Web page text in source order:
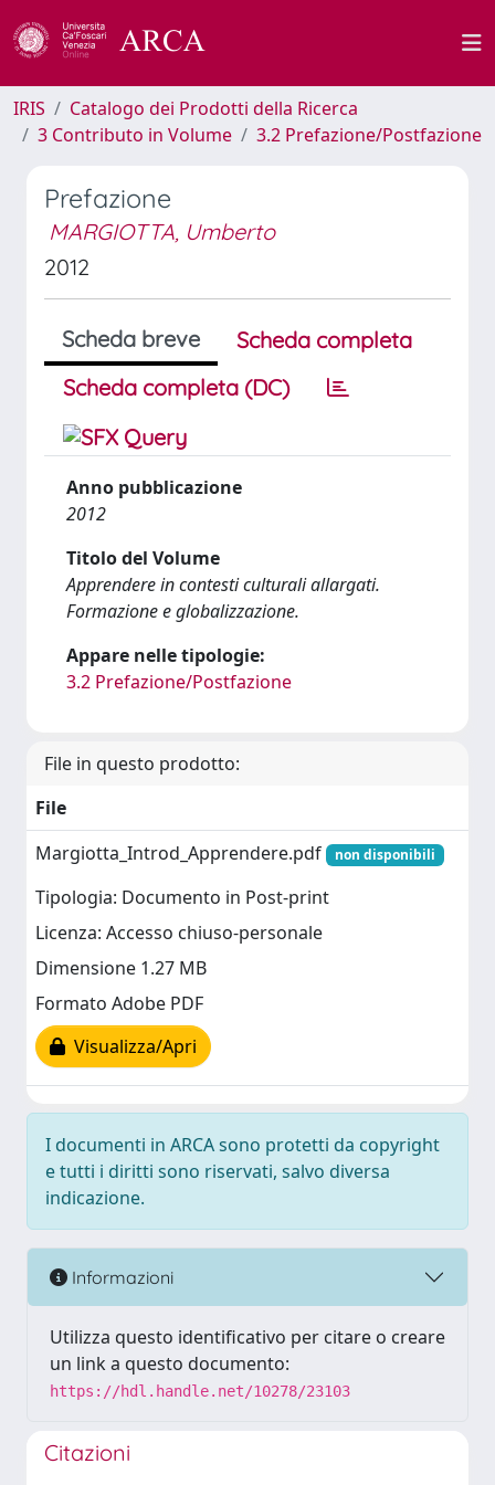
IRIS
Catalogo dei Prodotti della Ricerca
3 Contributo in Volume
3.2 Prefazione/Postfazione
Prefazione
MARGIOTTA, Umberto
2012
Scheda breve
Scheda completa
Scheda completa (DC)
Anno pubblicazione
2012
Titolo del Volume
Apprendere in contesti culturali allargati.
Formazione e globalizzazione.
Appare nelle tipologie:
3.2 Prefazione/Postfazione
File in questo prodotto:
File
Margiotta_Introd_Apprendere.pdf
non disponibili
Tipologia: Documento in Post-print
Licenza: Accesso chiuso-personale
Dimensione 1.27 MB
Formato Adobe PDF
Visualizza/Apri
I documenti in ARCA sono protetti da copyright
e tutti i diritti sono riservati, salvo diversa
indicazione.
Informazioni
Utilizza questo identificativo per citare o creare
un link a questo documento:
https://hdl.handle.net/10278/23103
Citazioni